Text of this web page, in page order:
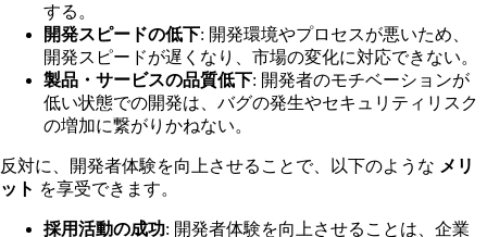
する。
開発スピードの低下: 開発環境やプロセスが悪いため、
開発スピードが遅くなり、市場の変化に対応できない。
製品・サービスの品質低下: 開発者のモチベーションが
低い状態での開発は、バグの発生やセキュリティリスク
の増加に繋がりかねない。
反対に、開発者体験を向上させることで、以下のような メリ
ット を享受できます。
採用活動の成功: 開発者体験を向上させることは、企業